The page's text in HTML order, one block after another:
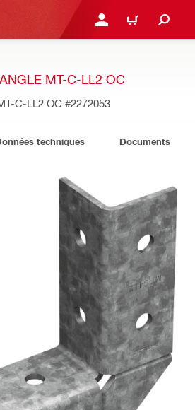
SE CONNECTER OU
PANIER
MT-C-LL2 OC
C-LL2 OC #2272053
techniques Documents